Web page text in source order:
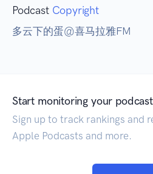
Podcast Copyright
多云下的蛋@喜马拉雅FM
Start monitoring your
Sign up to track rankings and
Apple Podcasts and more.